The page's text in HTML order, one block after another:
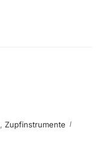
, Zupfinstrumente